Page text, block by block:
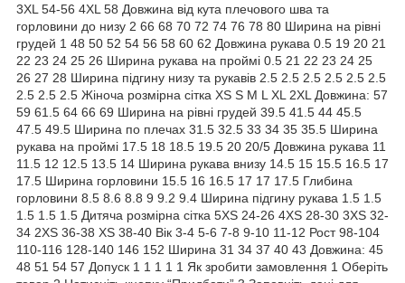
3XL 54-56 4XL 58 Довжина від кута плечового шва та
горловини до низу 2 66 68 70 72 74 76 78 80 Ширина на рівні
грудей 1 48 50 52 54 56 58 60 62 Довжина рукава 0.5 19 20 21
22 23 24 25 26 Ширина рукава на проймі 0.5 21 22 23 24 25
26 27 28 Ширина підгину низу та рукавів 2.5 2.5 2.5 2.5 2.5 2.5
2.5 2.5 2.5 Жіноча розмірна сітка XS S M L XL 2XL Довжина: 57
59 61.5 64 66 69 Ширина на рівні грудей 39.5 41.5 44 45.5
47.5 49.5 Ширина по плечах 31.5 32.5 33 34 35 35.5 Ширина
рукава на проймі 17.5 18 18.5 19.5 20 20/5 Довжина рукава 11
11.5 12 12.5 13.5 14 Ширина рукава внизу 14.5 15 15.5 16.5 17
17.5 Ширина горловини 15.5 16 16.5 17 17 17.5 Глибина
горловини 8.5 8.6 8.8 9 9.2 9.4 Ширина підгину рукава 1.5 1.5
1.5 1.5 1.5 Дитяча розмірна сітка 5XS 24-26 4XS 28-30 3XS 32-
34 2XS 36-38 XS 38-40 Вік 3-4 5-6 7-8 9-10 11-12 Рост 98-104
110-116 128-140 146 152 Ширина 31 34 37 40 43 Довжина: 45
48 51 54 57 Допуск 1 1 1 1 1 Як зробити замовлення 1 Оберіть